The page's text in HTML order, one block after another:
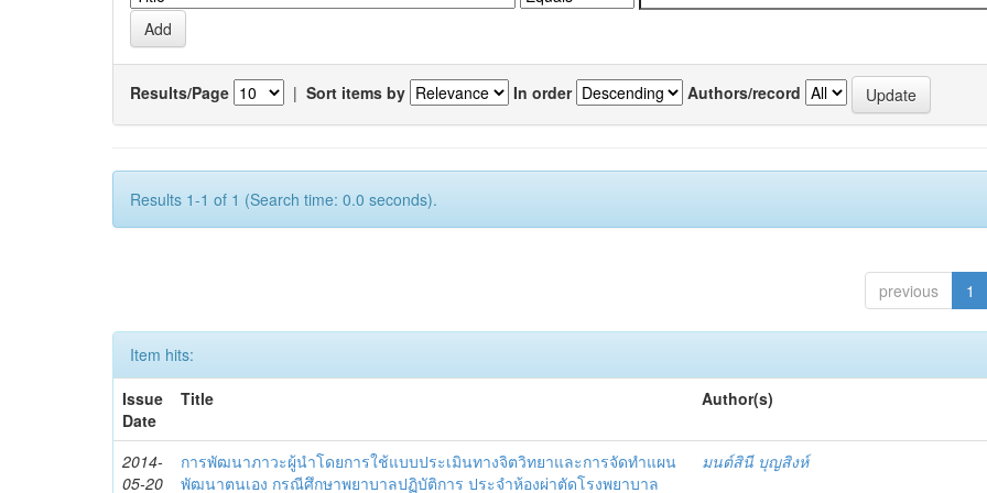
Results/Page | Sort items by In order Authors/record
Results 1-1 of 1 (Search time: 0.0 seconds).
previous 1
Item hits:
Issue
Date
Title Author(s)
2014-
05-20
การพัฒนาภาวะผู้นำโดยการใช้แบบประเมินทางจิตวิทยาและการจัดทำแผน
พัฒนาตนเอง กรณีศึกษาพยาบาลปฏิบัติการ ประจำห้องผ่าตัดโรงพยาบาล
มนต์สินี บุญสิงห์